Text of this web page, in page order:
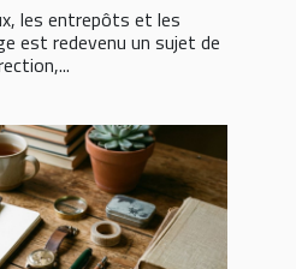
les entrepôts et les
est redevenu un sujet de